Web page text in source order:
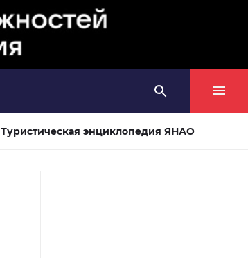
Туристическая энциклопедия ЯНАО